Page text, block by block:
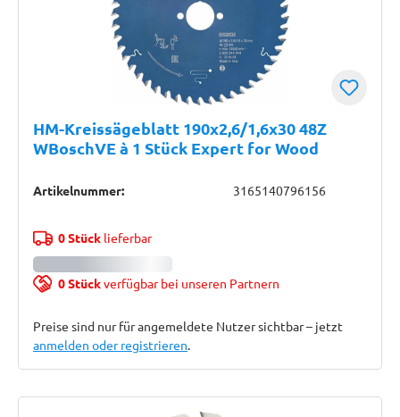
HM-Kreissägeblatt 190x2,6/1,6x30 48Z
WBoschVE à 1 Stück Expert for Wood
Artikelnummer: 3165140796156
0 Stücklieferbar
0 Stückverfügbar bei unseren Partnern
Preise sind nur für angemeldete Nutzer sichtbar – jetzt
anmelden oder registrieren.